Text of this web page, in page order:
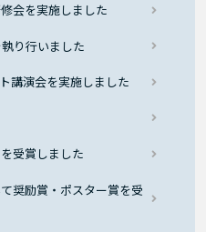
会を実施しました
り行いました
講演会を実施しました
受賞しました
奨励賞・ポスター賞を受